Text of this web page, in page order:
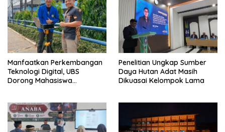
Manfaatkan Perkembangan
Teknologi Digital, UBS
Dorong Mahasiswa
Penelitian Ungkap Sumber
Daya Hutan Adat Masih
Dikuasai Kelompok Lama